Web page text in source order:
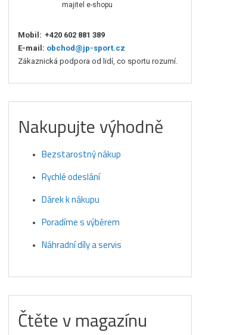
majitel e-shopu
Mobil: +420 602 881 389
E-mail: obchod@jp-sport.cz
Zákaznická podpora od lidí, co sportu rozumí.
Nakupujte výhodně
Bezstarostný nákup
Rychlé odeslání
Dárek k nákupu
Poradíme s výběrem
Náhradní díly a servis
Čtěte v magazínu